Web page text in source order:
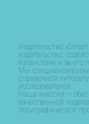
Издательство
издательство,
Казахстане и за его
Мы
справочной
исследователей.
Наша миссия —
качественной
полиграфической